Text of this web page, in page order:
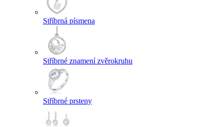
Stříbrná písmena
Stříbrné znamení zvěrokruhu
Stříbrné prsteny